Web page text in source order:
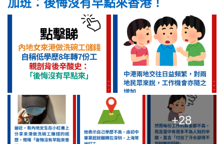
加班：後悔沒有早點來香港！
+28